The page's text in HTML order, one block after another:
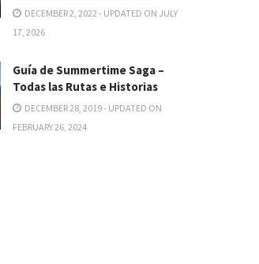
DECEMBER 2, 2022 - UPDATED ON JULY
17, 2026
Guía de Summertime Saga –
Todas las Rutas e Historias
DECEMBER 28, 2019 - UPDATED ON
FEBRUARY 26, 2024